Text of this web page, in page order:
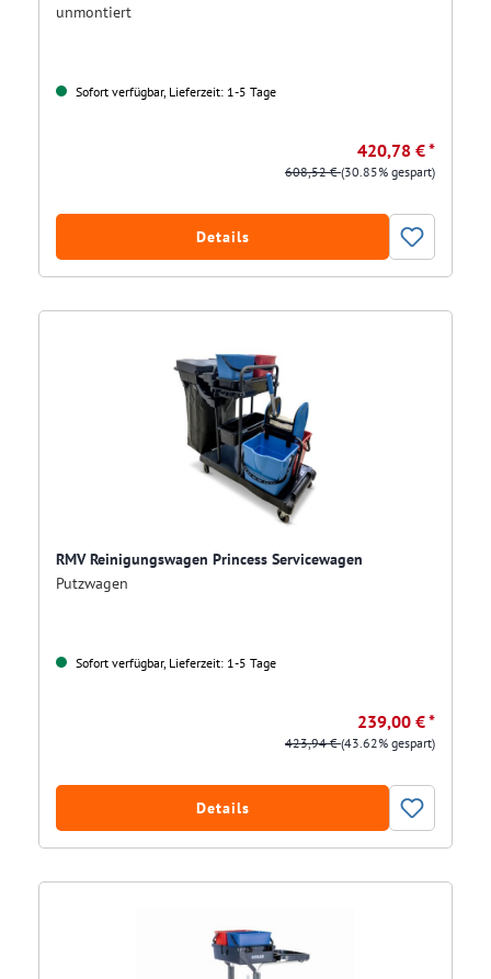
unmontiert
Sofort verfügbar, Lieferzeit: 1-5 Tage
420,78 € *
608,52 €(30.85% gespart)
Details
RMV Reinigungswagen Princess Servicewagen
Putzwagen
Sofort verfügbar, Lieferzeit: 1-5 Tage
239,00 € *
423,94 €(43.62% gespart)
Details